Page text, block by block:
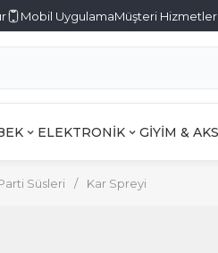
Mobil UygulamaMüşteri
ELEKTRONİK GİYİM &
Süsleri / Kar Spreyi